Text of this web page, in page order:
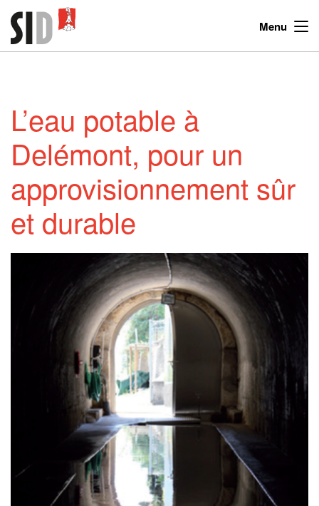
Menu
L’eau potable à
Delémont, pour un
approvisionnement sûr
et durable